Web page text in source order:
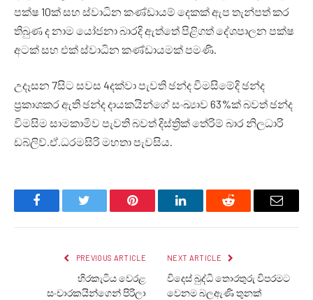
පක්ෂ 10ක් සහ ස්වාධින කණ්ඩායම් දෙකක් ඇප තැන්පත් කර
තිබුණ ද නාම යෝජනා බාරදි ඇත්තේ පිළිගත් දේශපාලන පක්ෂ
අටක් සහ එක් ස්වාධින කණ්ඩායමක් පමණි.
උදෑසන 7සිට සවස 4දක්වා පැවති ඡන්ද විමසිමේදි ඡන්ද
ප්‍රකාශකර ඇති ඡන්ද දායකයින්ගේ සංඛ්‍යාව 63%ක් බවත් ඡන්ද
විමසිම සාමකාමිව පැවති බවත් දිස්ත්‍රික් තේරිම් බාර නිලධාරි
ඩබ්ලිව්.ඒ.ධරමසිරි මහතා පැවසිය.
FacebookTwitter Pinterest LinkedInReddit Email
PREVIOUS ARTICLE
හිරකැටිය වෙරළ
සංචාරකයින්ගෙන් පිරිලා
NEXT ARTICLE
විදෙස් බුද්ධි තොරතුරු විපරමට
වෙනම බලඇණි තුනක්